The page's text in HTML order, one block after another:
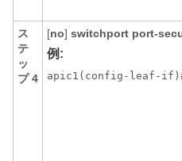
ス
テ
ッ
プ 4
[no] switchport port-
例:
apic1(config-leaf-